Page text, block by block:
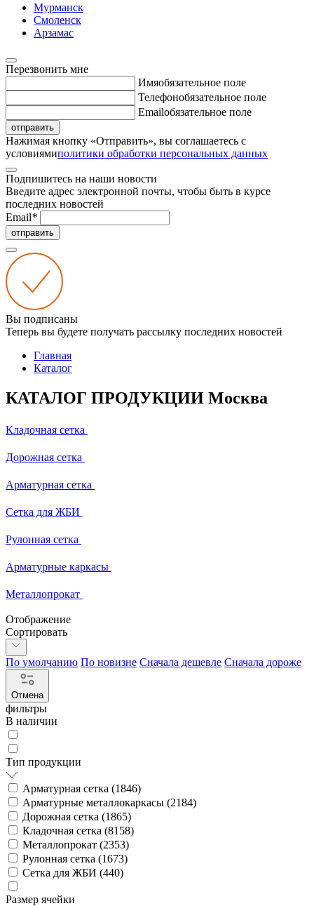
Мурманск
Смоленск
Арзамас
Перезвонить мне
Имяобязательное поле
Телефонобязательное поле
Emailобязательное поле
отправить
Нажимая кнопку «Отправить», вы соглашаетесь с
условиямиполитики обработки персональных данных
Подпишитесь на наши новости
Введите адрес электронной почты, чтобы быть в курсе
последних новостей
Email*
отправить
Вы подписаны
Теперь вы будете получать рассылку последних новостей
Главная
Каталог
КАТАЛОГ ПРОДУКЦИИ Москва
Кладочная сетка
Дорожная сетка
Арматурная сетка
Сетка для ЖБИ
Рулонная сетка
Арматурные каркасы
Металлопрокат
Отображение
Сортировать
По умолчанию По новизне Сначала дешевле Сначала дороже
Отмена
фильтры
В наличии
Тип продукции
Арматурная сетка (1846)
Арматурные металлокаркасы (2184)
Дорожная сетка (1865)
Кладочная сетка (8158)
Металлопрокат (2353)
Рулонная сетка (1673)
Сетка для ЖБИ (440)
Размер ячейки